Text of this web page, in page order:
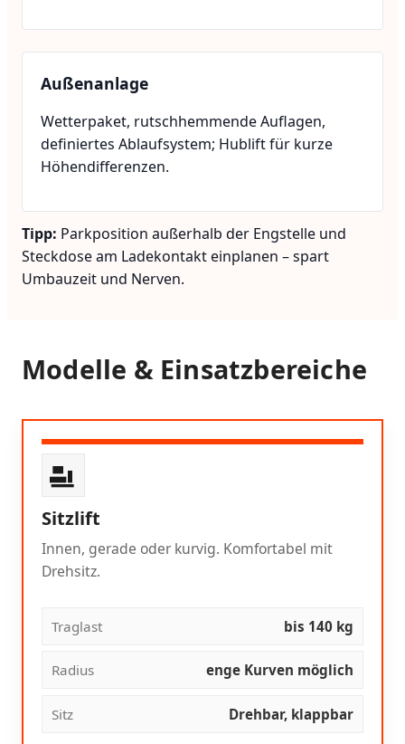
Außenanlage
Wetterpaket, rutschhemmende Auflagen,
definiertes Ablaufsystem; Hublift für kurze
Höhendifferenzen.
Tipp: Parkposition außerhalb der Engstelle und
Steckdose am Ladekontakt einplanen – spart
Umbauzeit und Nerven.
Modelle & Einsatzbereiche
Sitzlift
Innen, gerade oder kurvig. Komfortabel mit
Drehsitz.
Traglast bis 140 kg
Radius enge Kurven möglich
Sitz Drehbar, klappbar